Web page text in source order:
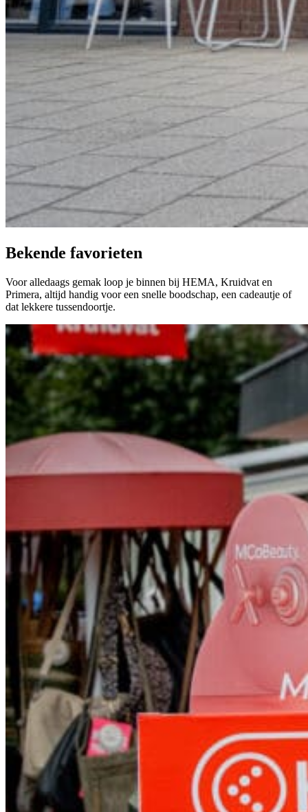
Bekende favorieten
Voor alledaags gemak loop je binnen bij HEMA, Kruidvat en
Primera, altijd handig voor een snelle boodschap, een cadeautje of
dat lekkere tussendoortje.